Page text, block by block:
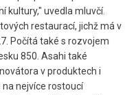
kultury," uvedla mluvčí.
restaurací, jichž má v
Počítá také s rozvojem
850. Asahi také
v produktech i
na nejvíce rostoucí